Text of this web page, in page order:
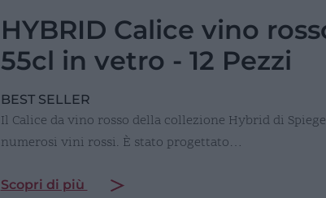
HYBRID Calice vino
55cl in vetro - 12 Pezzi
BEST SELLER
Il Calice da vino rosso della collezione Hybrid di
numerosi vini rossi. È stato progettato…
Scopri di più